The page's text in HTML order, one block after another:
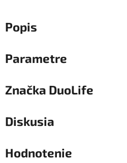
Popis
Parametre
Značka DuoLife
Diskusia
Hodnotenie